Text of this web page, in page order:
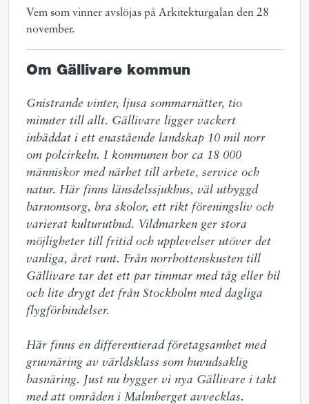
Vem som vinner avslöjas på Arkitekturgalan den 28
november.
Om Gällivare kommun
Gnistrande vinter, ljusa sommarnätter, tio
minuter till allt. Gällivare ligger vackert
inbäddat i ett enastående landskap 10 mil norr
om polcirkeln. I kommunen bor ca 18 000
människor med närhet till arbete, service och
natur. Här finns länsdelssjukhus, väl utbyggd
barnomsorg, bra skolor, ett rikt föreningsliv och
varierat kulturutbud. Vildmarken ger stora
möjligheter till fritid och upplevelser utöver det
vanliga, året runt. Från norrbottenskusten till
Gällivare tar det ett par timmar med tåg eller bil
och lite drygt det från Stockholm med dagliga
flygförbindelser.
Här finns en differentierad företagsamhet med
gruvnäring av världsklass som huvudsaklig
basnäring. Just nu bygger vi nya Gällivare i takt
med att områden i Malmberget avvecklas.